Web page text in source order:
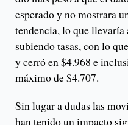
esperado y no mostrara
tendencia, lo que llevaría
subiendo tasas, con lo
y cerró en $4.968 e
máximo de $4.707.
Sin lugar a dudas las
han tenido un impacto